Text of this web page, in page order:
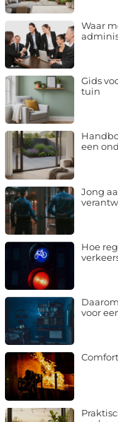
Waar
Gids
tuin
een
Jong
Hoe
voor